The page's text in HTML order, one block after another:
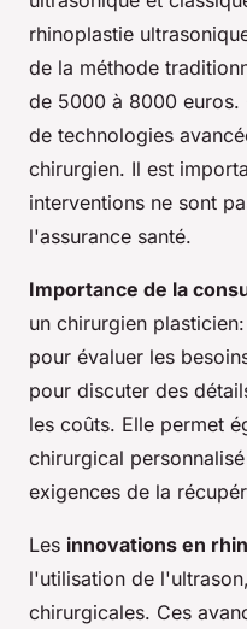
rhinoplastie
de la méthode
de 5000 à 8000 euros.
de technologies
chirurgien. Il est
interventions ne sont
l'assurance santé.
Importance de la
un chirurgien
pour évaluer les
pour discuter des
les coûts. Elle permet
chirurgical
exigences de la
Les innovations en
l'utilisation de
chirurgicales. Ces